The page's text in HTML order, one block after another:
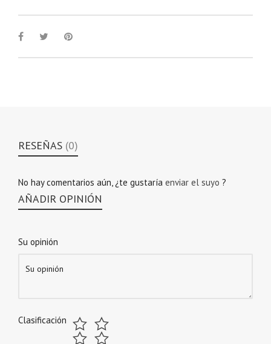
RESEÑAS (0)
No hay comentarios aún, ¿te gustaría enviar el suyo ?
AÑADIR OPINIÓN
Su opinión
Clasificación